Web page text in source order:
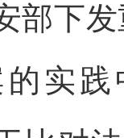
部下
实